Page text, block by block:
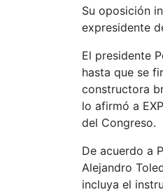
Su oposición
expresidente
El presidente
hasta que se
constructora
lo afirmó a
del Congreso.
De acuerdo a
Alejandro
incluya el